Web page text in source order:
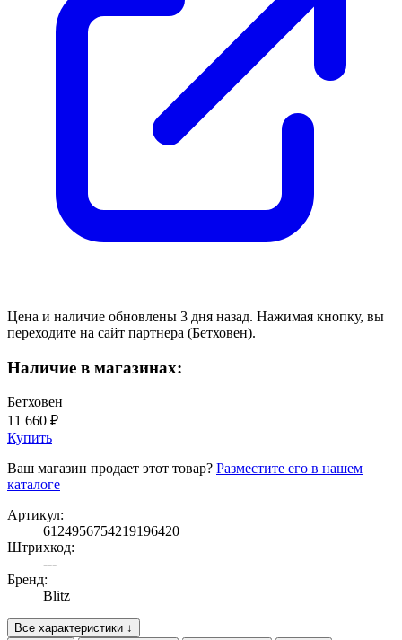
Цена и наличие обновлены 3 дня назад. Нажимая кнопку, вы
переходите на сайт партнера (Бетховен).
Наличие в магазинах:
Бетховен
11 660 ₽
Купить
Ваш магазин продает этот товар? Разместите его в нашем
каталоге
Артикул:
6124956754219196420
Штрихкод:
---
Бренд:
Blitz
Все характеристики ↓